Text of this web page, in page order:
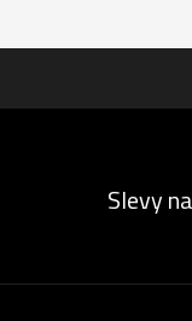
Slevy